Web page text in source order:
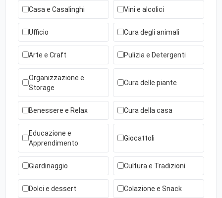
Casa e Casalinghi Vini e alcolici
Ufficio Cura degli animali
Arte e Craft Pulizia e Detergenti
Organizzazione e
Storage
Cura delle piante
Benessere e Relax Cura della casa
Educazione e
Apprendimento
Giocattoli
Giardinaggio Cultura e Tradizioni
Dolci e dessert Colazione e Snack